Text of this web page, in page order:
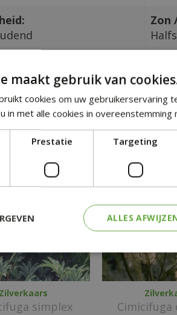
Zon
Nee
planten
Zilverkaars
simplex
Cimicifuga
maakt gebruik van
cookies om uw gebruikerservaring
in met alle cookies in overeenstemming
Prestatie Targeting
ALLES